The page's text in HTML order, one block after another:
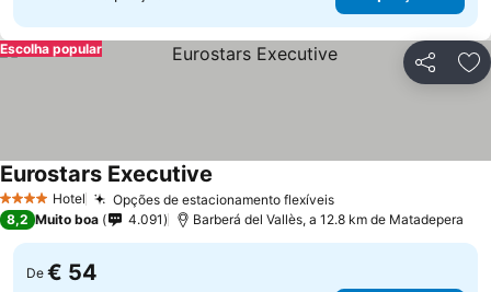
Partilhar
Escolha popular
4 EstrelasHotel Opções de estacionamento flexíveis
Eurostars Executive
8,2 Muito boa 4.091 Barberá del Vallès, a 12.8 km de Matadepera
De € 54